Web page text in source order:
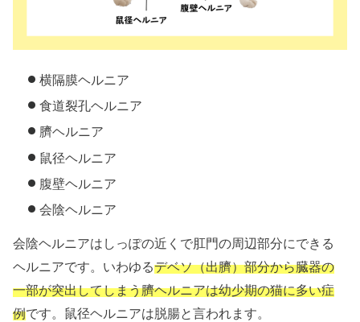
横隔膜ヘルニア
食道裂孔ヘルニア
臍ヘルニア
鼠径ヘルニア
腹壁ヘルニア
会陰ヘルニア
会陰ヘルニアはしっぽの近くで肛門の周辺部分にできる
ヘルニアです。いわゆるデベソ（出臍）部分から臓器の
一部が突出してしまう臍ヘルニアは幼少期の猫に多い症
例です。鼠径ヘルニアは脱腸と言われます。